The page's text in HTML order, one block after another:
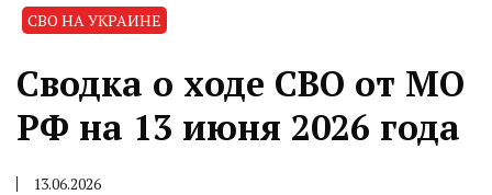
СВО НА УКРАИНЕ
Сводка о ходе СВО от МО
РФ на 13 июня 2026 года
13.06.2026